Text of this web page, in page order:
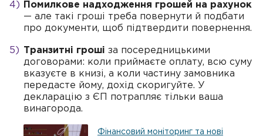
Помилкове надходження грошей на рахунок
— але такі гроші треба повернути й подбати
про документи, щоб підтвердити повернення.
Транзитні гроші за посередницькими
договорами: коли приймаєте оплату, всю суму
вказуєте в книзі, а коли частину замовника
передасте йому, дохід скоригуйте. У
декларацію з ЄП потрапляє тільки ваша
винагорода.
Фінансовий моніторинг та нові